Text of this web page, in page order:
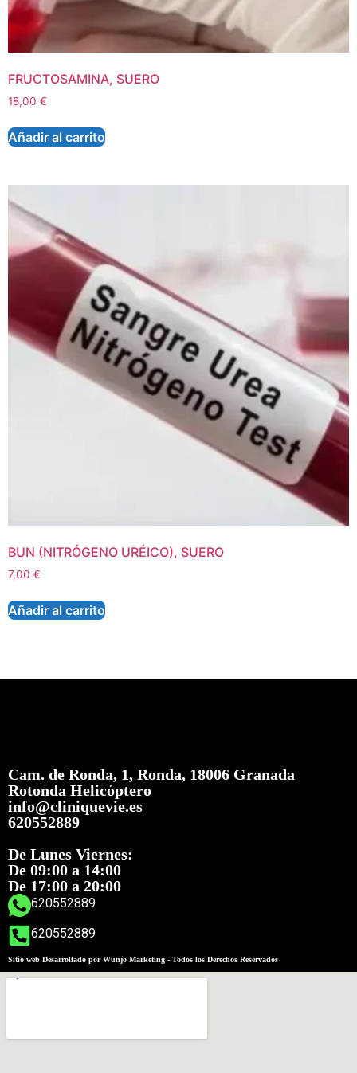
FRUCTOSAMINA, SUERO
18,00 €
Añadir al carrito
BUN (NITRÓGENO URÉICO), SUERO
7,00 €
Añadir al carrito
Cam. de Ronda, 1, Ronda, 18006 Granada
Rotonda Helicóptero
info@cliniquevie.es
620552889
De Lunes Viernes:
De 09:00 a 14:00
De 17:00 a 20:00
620552889
620552889
Sitio web Desarrollado por Wunjo Marketing - Todos los Derechos Reservados